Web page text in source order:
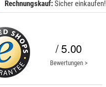
Rechnungskauf:Sicher einkaufen!
/ 5.00
Bewertungen >